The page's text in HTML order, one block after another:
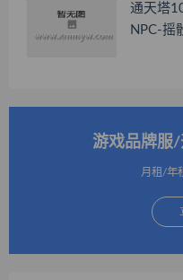
通天塔
NPC-摇
游戏品牌服/
月租/年